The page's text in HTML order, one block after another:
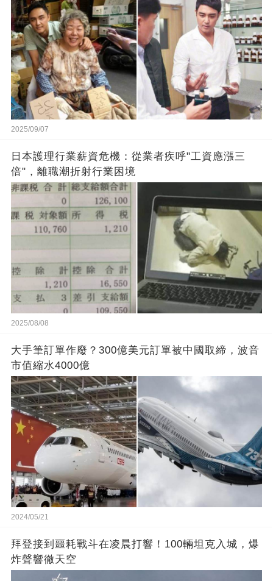
2025/09/07
日本護理行業薪資危機：從業者疾呼"工資應漲三
倍"，離職潮折射行業困境
2025/08/08
大手筆訂單作廢？300億美元訂單被中國取締，波音
市值縮水4000億
2024/05/21
拜登接到噩耗戰斗在凌晨打響！100輛坦克入城，爆
炸聲響徹天空